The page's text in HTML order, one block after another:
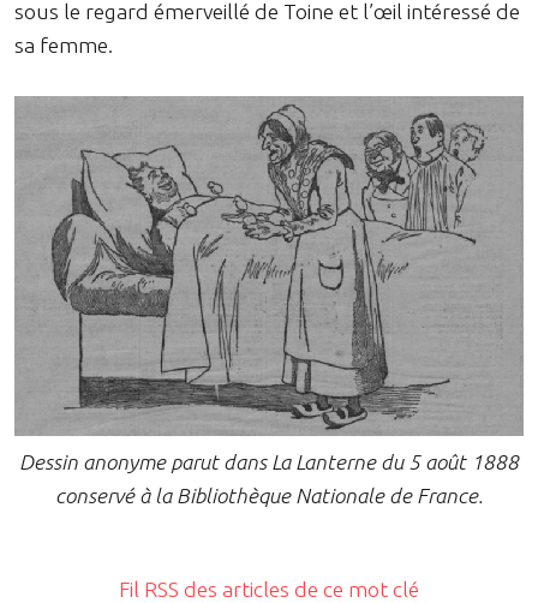
sous le regard émerveillé de Toine et l’œil intéressé de
sa femme.
Dessin anonyme parut dans La Lanterne du 5 août 1888
conservé à la Bibliothèque Nationale de France.
Fil RSS des articles de ce mot clé